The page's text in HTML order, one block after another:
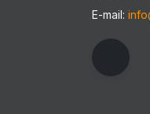
E-mail: